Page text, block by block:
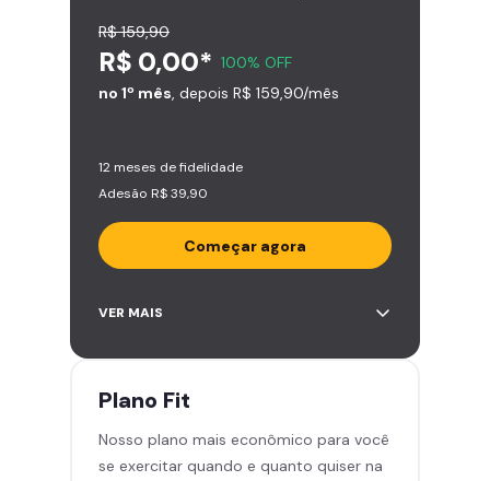
R$ 159,90
R$ 0,00* 100% OFF
no 1º mês, depois R$ 159,90/mês
12 meses de fidelidade
Adesão R$ 39,90
Começar agora
Acesso ilimitado a +2.000
Leve 5 amigos por mês para
Cadeira de massagem
Skeelo App (Audiobook)*
Área de musculação e aeróbicos
VER MAIS
Plano Fit
Nosso plano mais econômico para você
se exercitar quando e quanto quiser na